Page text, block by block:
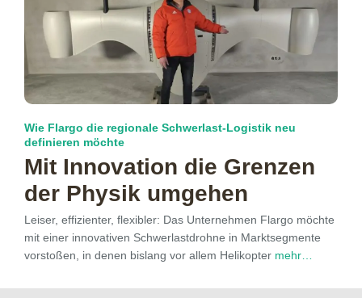
Wie Flargo die regionale Schwerlast-Logistik neu
definieren möchte
Mit Innovation die Grenzen
der Physik umgehen
Leiser, effizienter, flexibler: Das Unternehmen Flargo möchte
mit einer innovativen Schwerlastdrohne in Marktsegmente
vorstoßen, in denen bislang vor allem Helikopter mehr…